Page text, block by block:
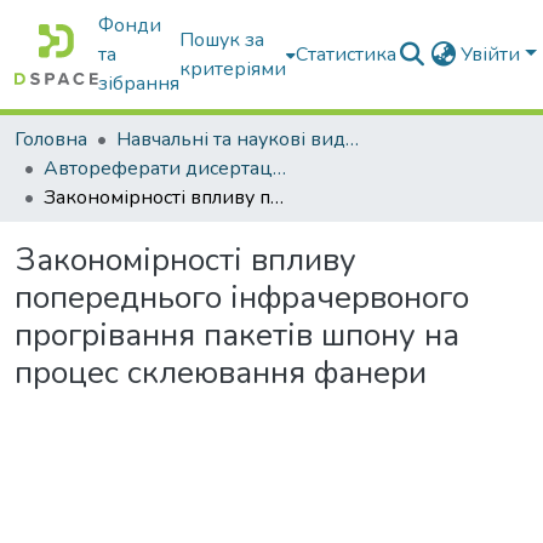
Фонди
та
зібрання
Пошук за
критеріями
Статистика Увійти
Головна
Навчальні та наукові видання
Автореферати дисертацій та дисертації
Закономірності впливу попереднього інфрачервоного прогрівання пакетів шпону на процес склеювання фанери
Закономірності впливу
попереднього інфрачервоного
прогрівання пакетів шпону на
процес склеювання фанери